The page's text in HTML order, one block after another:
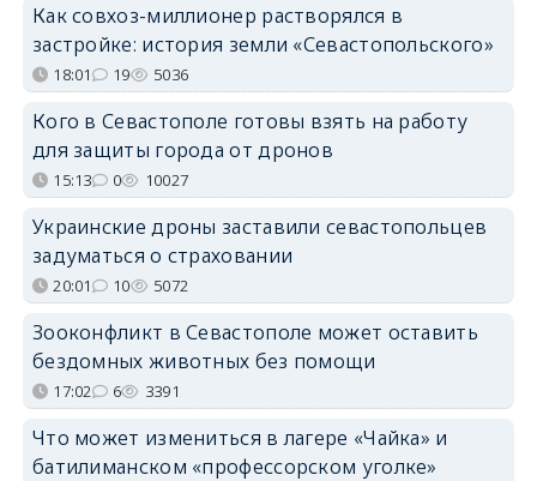
Как совхоз-миллионер растворялся в
застройке: история земли «Севастопольского»
18:01 19 5036
Кого в Севастополе готовы взять на работу
для защиты города от дронов
15:13 0 10027
Украинские дроны заставили севастопольцев
задуматься о страховании
20:01 10 5072
Зооконфликт в Севастополе может оставить
бездомных животных без помощи
17:02 6 3391
Что может измениться в лагере «Чайка» и
батилиманском «профессорском уголке»